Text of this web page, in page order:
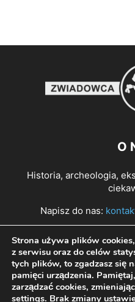
O
Historia, archeologia,
Napisz do nas:
Strona używa plików
z serwisu oraz do celów
tych plików, to zgadzasz się
pamięci urządzenia.
zarządzać cookies,
settings. Brak zmiany